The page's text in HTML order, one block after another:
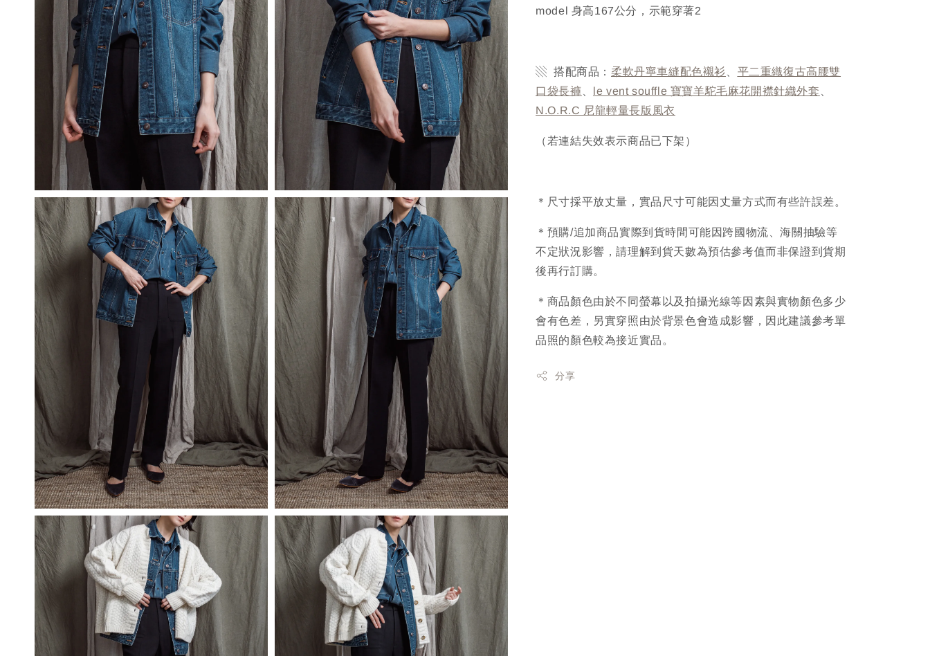
model 身高167公分，示範穿著2
▧ 搭配商品： 柔軟丹寧車縫配色襯衫
平二重織復古高腰雙
口袋長褲
le vent souffle 寶寶羊駝毛麻花開襟針織外套
N.O.R.C 尼龍輕量長版風衣
（若連結失效表示商品已下架）
＊尺寸採平放丈量，實品尺寸可能因丈量方式而有些許誤差。
＊預購/追加商品實際到貨時間可能因跨國物流、海關抽驗等
不定狀況影響，請理解到貨天數為預估參考值而非保證到貨期
後再行訂購。
＊商品顏色由於不同螢幕以及拍攝光線等因素與實物顏色多少
會有色差，另實穿照由於背景色會造成影響，因此建議參考單
品照的顏色較為接近實品。
分享